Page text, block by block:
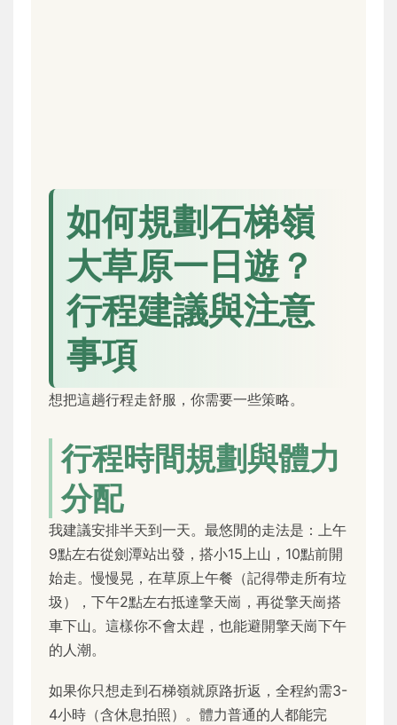
如何規劃石梯嶺
大草原一日遊？
行程建議與注意
事項
想把這趟行程走舒服，你需要一些策略。
行程時間規劃與體力
分配
我建議安排半天到一天。最悠閒的走法是：上午
9點左右從劍潭站出發，搭小15上山，10點前開
始走。慢慢晃，在草原上午餐（記得帶走所有垃
圾），下午2點左右抵達擎天崗，再從擎天崗搭
車下山。這樣你不會太趕，也能避開擎天崗下午
的人潮。
如果你只想走到石梯嶺就原路折返，全程約需3-
4小時（含休息拍照）。體力普通的人都能完